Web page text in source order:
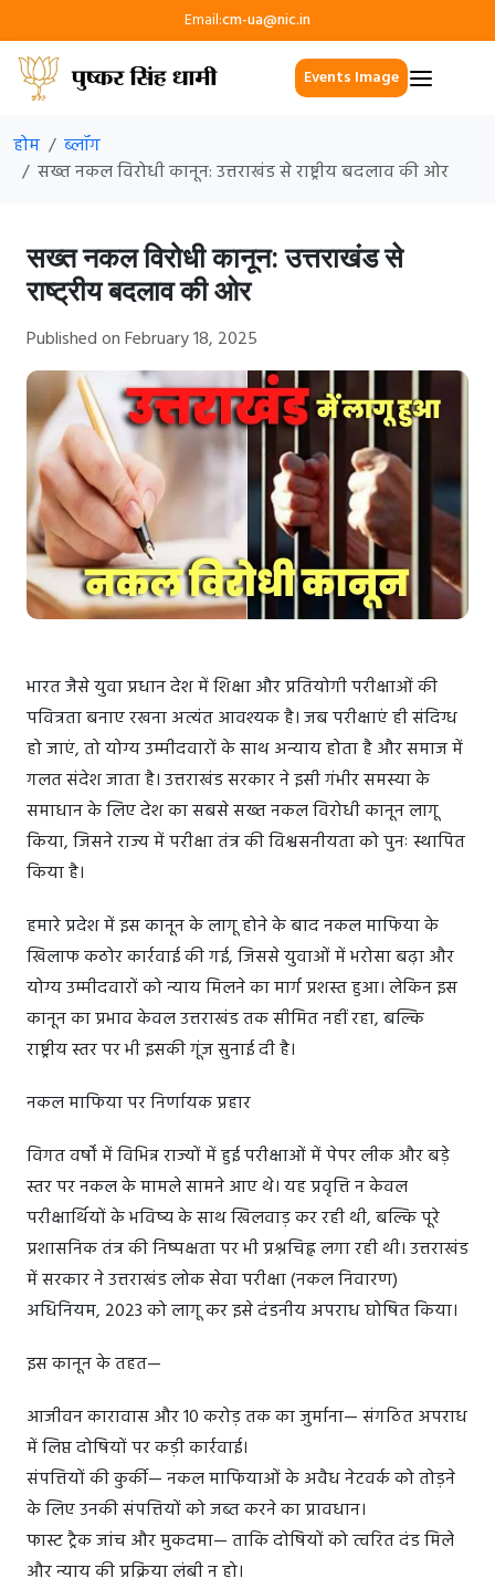
Email:cm-ua@nic.in
Events Image
होम
ब्लॉग
सख्त नकल विरोधी कानून: उत्तराखंड से राष्ट्रीय बदलाव की ओर
सख्त नकल विरोधी कानून: उत्तराखंड से
राष्ट्रीय बदलाव की ओर
Published on February 18, 2025
भारत जैसे युवा प्रधान देश में शिक्षा और प्रतियोगी परीक्षाओं की
पवित्रता बनाए रखना अत्यंत आवश्यक है। जब परीक्षाएं ही संदिग्ध
हो जाएं, तो योग्य उम्मीदवारों के साथ अन्याय होता है और समाज में
गलत संदेश जाता है। उत्तराखंड सरकार ने इसी गंभीर समस्या के
समाधान के लिए देश का सबसे सख्त नकल विरोधी कानून लागू
किया, जिसने राज्य में परीक्षा तंत्र की विश्वसनीयता को पुनः स्थापित
किया है।
हमारे प्रदेश में इस कानून के लागू होने के बाद नकल माफिया के
खिलाफ कठोर कार्रवाई की गई, जिससे युवाओं में भरोसा बढ़ा और
योग्य उम्मीदवारों को न्याय मिलने का मार्ग प्रशस्त हुआ। लेकिन इस
कानून का प्रभाव केवल उत्तराखंड तक सीमित नहीं रहा, बल्कि
राष्ट्रीय स्तर पर भी इसकी गूंज सुनाई दी है।
नकल माफिया पर निर्णायक प्रहार
विगत वर्षों में विभिन्न राज्यों में हुई परीक्षाओं में पेपर लीक और बड़े
स्तर पर नकल के मामले सामने आए थे। यह प्रवृत्ति न केवल
परीक्षार्थियों के भविष्य के साथ खिलवाड़ कर रही थी, बल्कि पूरे
प्रशासनिक तंत्र की निष्पक्षता पर भी प्रश्नचिह्न लगा रही थी। उत्तराखंड
में सरकार ने उत्तराखंड लोक सेवा परीक्षा (नकल निवारण)
अधिनियम, 2023 को लागू कर इसे दंडनीय अपराध घोषित किया।
इस कानून के तहत—
आजीवन कारावास और 10 करोड़ तक का जुर्माना— संगठित अपराध
में लिप्त दोषियों पर कड़ी कार्रवाई।
संपत्तियों की कुर्की— नकल माफियाओं के अवैध नेटवर्क को तोड़ने
के लिए उनकी संपत्तियों को जब्त करने का प्रावधान।
फास्ट ट्रैक जांच और मुकदमा— ताकि दोषियों को त्वरित दंड मिले
और न्याय की प्रक्रिया लंबी न हो।